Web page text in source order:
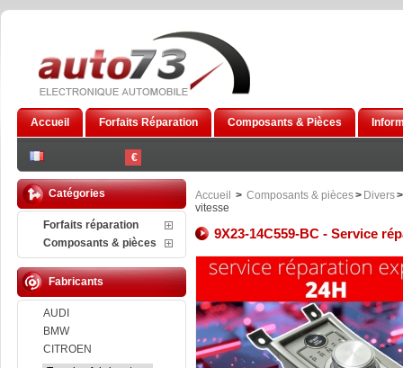
€
Accueil Forfaits Réparation Composants & Pièces
Catégories
Forfaits réparation
Composants & pièces
Fabricants
AUDI
BMW
CITROEN
Accueil > Composants & pièces> Divers>
vitesse
9X23-14C559-BC - Service